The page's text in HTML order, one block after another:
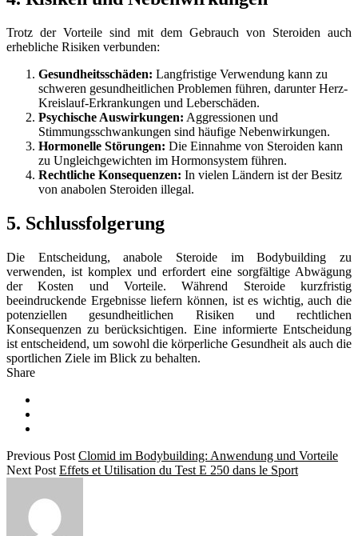
Trotz der Vorteile sind mit dem Gebrauch von Steroiden auch
erhebliche Risiken verbunden:
Gesundheitsschäden: Langfristige Verwendung kann zu
schweren gesundheitlichen Problemen führen, darunter Herz-
Kreislauf-Erkrankungen und Leberschäden.
Psychische Auswirkungen: Aggressionen und
Stimmungsschwankungen sind häufige Nebenwirkungen.
Hormonelle Störungen: Die Einnahme von Steroiden kann
zu Ungleichgewichten im Hormonsystem führen.
Rechtliche Konsequenzen: In vielen Ländern ist der Besitz
von anabolen Steroiden illegal.
5. Schlussfolgerung
Die Entscheidung, anabole Steroide im Bodybuilding zu
verwenden, ist komplex und erfordert eine sorgfältige Abwägung
der Kosten und Vorteile. Während Steroide kurzfristig
beeindruckende Ergebnisse liefern können, ist es wichtig, auch die
potenziellen gesundheitlichen Risiken und rechtlichen
Konsequenzen zu berücksichtigen. Eine informierte Entscheidung
ist entscheidend, um sowohl die körperliche Gesundheit als auch die
sportlichen Ziele im Blick zu behalten.
Share
Previous Post Clomid im Bodybuilding: Anwendung und Vorteile
Next Post Effets et Utilisation du Test E 250 dans le Sport